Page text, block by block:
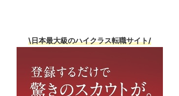
\日本最大級のハイクラス転職サイト/